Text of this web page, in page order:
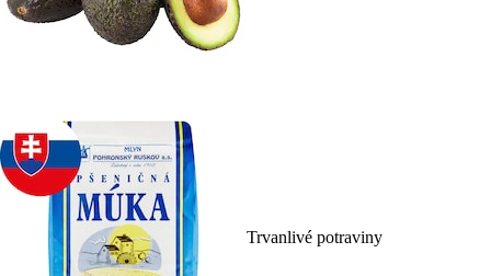
Trvanlivé potraviny